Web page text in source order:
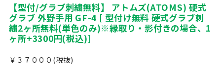
【型付/グラブ刺繍無料】 アトムズ(ATOMS) 硬式
グラブ 外野手用 GF-4 [ 型付け無料 硬式グラブ刺
繍2ヶ所無料(単色のみ)※縁取り・影付きの場合、1
ヶ所+3300円(税込)]
￥３７０００(税抜)